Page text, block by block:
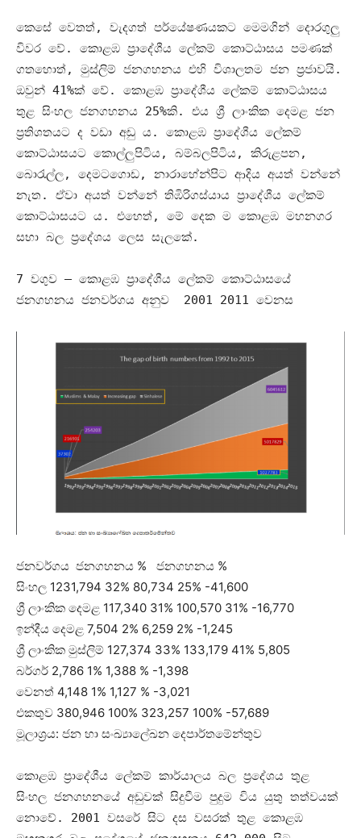
කෙසේ වෙතත් , වැදගත් පර්යේෂණයකට මෙමගින් දොරගුලු
විවර වේ. කොළඹ ප්‍රාදේශීය ලේකම් කොට්ඨාසය පමණක්
ගතහොත් , මුස්ලිම් ජනගහනය එහි විශාලතම ජන ප්‍රජාවයි.
ඔවුන් 41%ක් වේ. කොළඹ ප්‍රාදේශීය ලේකම් කොට්ඨාසය
තුළ සිංහල ජනගහනය 25%කි. එය ශ්‍රී ලාංකික දෙමළ ජන
ප්‍රතිශතයට ද වඩා අඩු ය. කොළඹ ප්‍රාදේශීය ලේකම්
කොට්ඨාසයට කොල්ලුපිටිය, බම්බලපිටිය, කිරුළපන,
බොරැල්ල, දෙමටගොඩ, නාරාහේන්පිට ආදිය අයත් වන්නේ
නැත . ඒවා අයත් වන්නේ තිඹිරිගස්යාය ප්‍රාදේශීය ලේකම්
කොට්ඨාසයට ය. එහෙත් , මේ දෙක ම කොළඹ මහනගර
සභා බල ප්‍රදේශය ලෙස සැලකේ.
7 වගුව – කොළඹ ප්‍රාදේශීය ලේකම් කොට්ඨාසයේ
ජනගහනය ජනවර්ගය අනුව
2001 2011 වෙනස
ජනවර්ගය ජනගහනය % ජනගහනය %
සිංහල 1231,794 32% 80,734 25% -41,600
ශ්‍රී ලාංකික දෙමළ 117,340 31% 100,570 31% -16,770
ඉන්දීය දෙමළ 7,504 2% 6,259 2% -1,245
ශ්‍රී ලාංකික මුස්ලිම් 127,374 33% 133,179 41% 5,805
බර්ගර් 2,786 1% 1,388 % -1,398
වෙනත් 4,148 1% 1,127 % -3,021
එකතුව 380,946 100% 323,257 100% -57,689
මූලාශ්‍රය: ජන හා සංඛ්‍යාලේඛන දෙපාර්තමේන්තුව
කොළඹ ප්‍රාදේශීය ලේකම් කාර්යාලය බල ප්‍රදේශය තුළ
සිංහල ජනගහනයේ අඩුවක් සිදුවීම පුදුම විය යුතු තත්වයක්
නොවේ. 2001 වසරේ සිට දස වසරක් තුළ කොළඹ